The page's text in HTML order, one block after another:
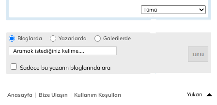
Bloglarda Yazarlarda Galerilerde
Sadece bu yazarın bloglarında ara
Anasayfa | Bize Ulaşın | Kullanım Koşulları Yukarı